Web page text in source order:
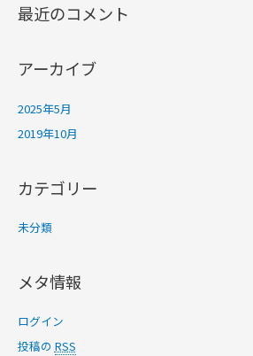
最近のコメント
アーカイブ
2025年5月
2019年10月
カテゴリー
未分類
メタ情報
ログイン
投稿の RSS